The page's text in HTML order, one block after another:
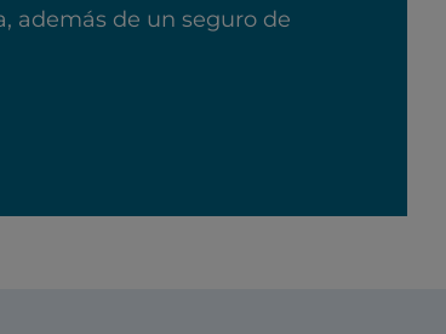
además de un seguro de